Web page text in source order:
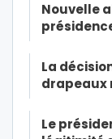
Nouvelle
La
drapeaux
Le